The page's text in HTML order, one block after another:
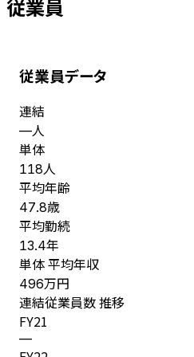
従業員
従業員データ
連結
—人
単体
118人
平均年齢
47.8歳
平均勤続
13.4年
単体 平均年収
496万円
連結従業員数 推移
FY21
—